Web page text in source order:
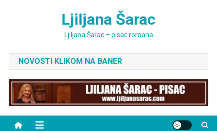
Ljiljana Šarac
Ljiljana Šarac – pisac romana
NOVOSTI KLIKOM NA BANER